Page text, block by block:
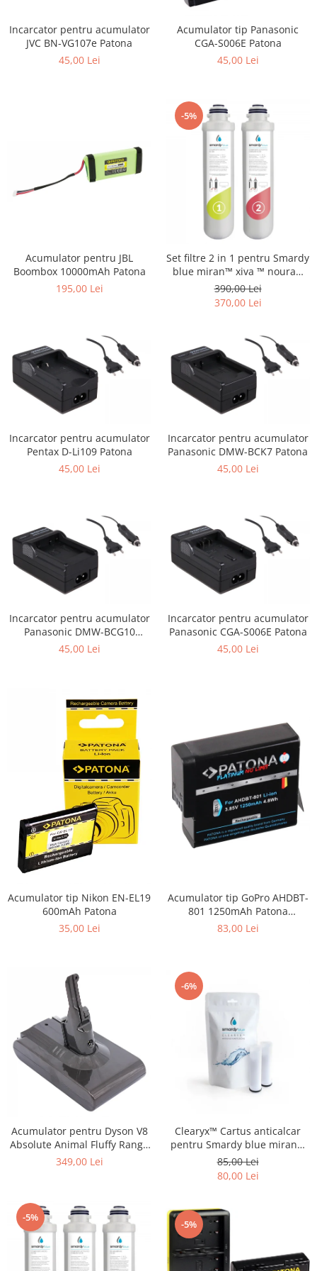
Incarcator pentru acumulator
JVC BN-VG107e Patona
45,00 Lei
Acumulator tip Panasonic
CGA-S006E Patona
45,00 Lei
Acumulator pentru JBL
Boombox 10000mAh Patona
195,00 Lei
-5%
Set filtre 2 in 1 pentru Smardy
blue miran™ xiva ™ noura™
zagora ™ schimbare la 6 luni
390,00 Lei
370,00 Lei
Incarcator pentru acumulator
Pentax D-Li109 Patona
45,00 Lei
Incarcator pentru acumulator
Panasonic DMW-BCK7 Patona
45,00 Lei
Incarcator pentru acumulator
Panasonic DMW-BCG10
Patona
45,00 Lei
Incarcator pentru acumulator
Panasonic CGA-S006E Patona
45,00 Lei
Acumulator tip Nikon EN-EL19
600mAh Patona
35,00 Lei
Acumulator tip GoPro AHDBT-
801 1250mAh Patona
Platinum
83,00 Lei
Acumulator pentru Dyson V8
Absolute Animal Fluffy Range
SV10 4000mAh Patona
349,00 Lei
-6%
Clearyx™ Cartus anticalcar
pentru Smardy blue miran™
xiva ™ noura™ zagora ™
85,00 Lei
80,00 Lei
-5%
-5%